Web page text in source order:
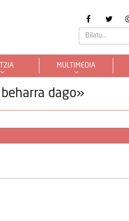
MULTIMEDIA
dago»